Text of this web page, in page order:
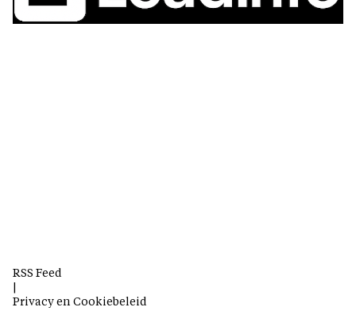
RSS Feed
Privacy en Cookiebeleid